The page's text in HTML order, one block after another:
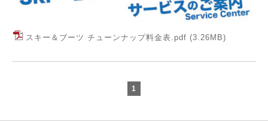
スキー＆ブーツ チューンナップ料金表.pdf (3.26MB)
1